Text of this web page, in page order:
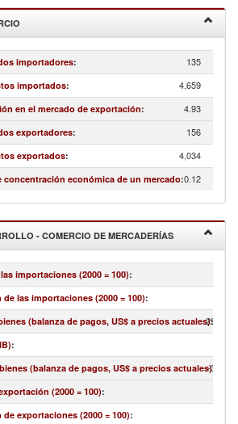
importadores: 135
importados: 4,659
en el mercado de exportación: 4.93
exportadores: 156
exportados: 4,034
concentración económica de un mercado:0.12
- COMERCIO DE MERCADERÍAS
importaciones (2000 = 100):
las importaciones (2000 = 100):
(balanza de pagos, US$ a precios actuales):
:
(balanza de pagos, US$ a precios actuales):
-
(2000 = 100):
exportaciones (2000 = 100):